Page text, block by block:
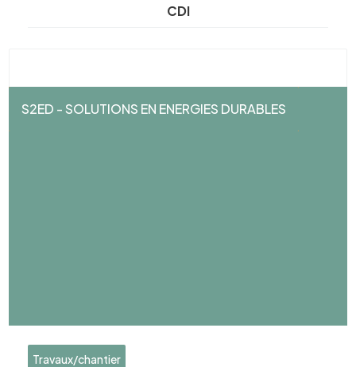
CDI
S2ED - SOLUTIONS EN ENERGIES DURABLES
Travaux/chantier